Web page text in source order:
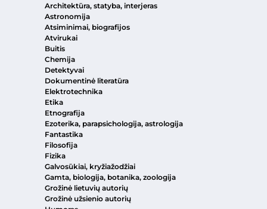
Architektūra, statyba, interjeras
Astronomija
Atsiminimai, biografijos
Atvirukai
Buitis
Chemija
Detektyvai
Dokumentinė literatūra
Elektrotechnika
Etika
Etnografija
Ezoterika, parapsichologija, astrologija
Fantastika
Filosofija
Fizika
Galvosūkiai, kryžiažodžiai
Gamta, biologija, botanika, zoologija
Grožinė lietuvių autorių
Grožinė užsienio autorių